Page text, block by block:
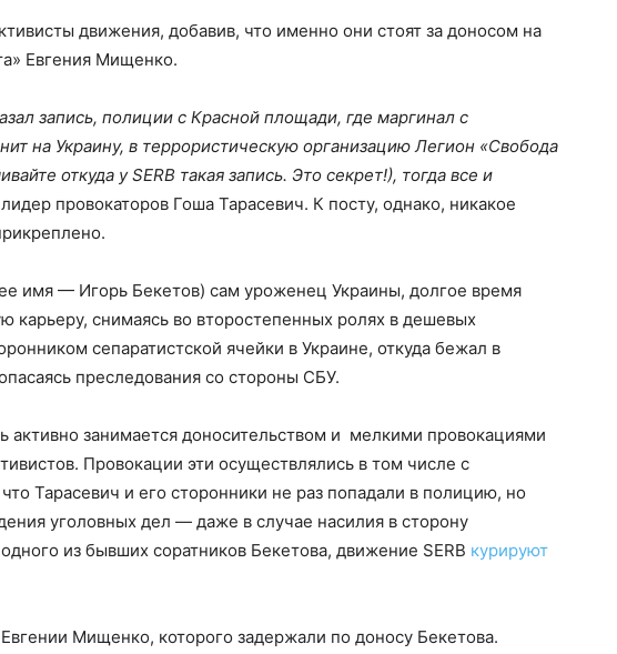
движения, добавив, что именно они стоят за доносом на
Евгения Мищенко.
запись, полиции с Красной площади, где маргинал с
на Украину, в террористическую организацию Легион «Свобода
откуда у SERB такая запись. Это секрет!), тогда все и
провокаторов Гоша Тарасевич. К посту, однако, никакое
имя — Игорь Бекетов) сам уроженец Украины, долгое время
карьеру, снимаясь во второстепенных ролях в дешевых
сепаратистской ячейки в Украине, откуда бежал в
преследования со стороны СБУ.
активно занимается доносительством и мелкими провокациями
Провокации эти осуществлялись в том числе с
Тарасевич и его сторонники не раз попадали в полицию, но
уголовных дел — даже в случае насилия в сторону
из бывших соратников Бекетова, движение SERB курируют
Мищенко, которого задержали по доносу Бекетова.